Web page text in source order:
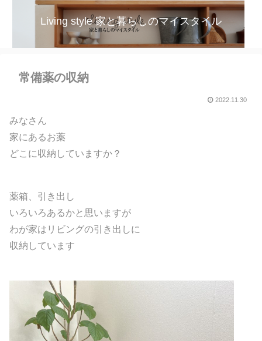
Living style 家と暮らしのマイスタイル
常備薬の収納
2022.11.30
みなさん
家にあるお薬
どこに収納していますか？
薬箱、引き出し
いろいろあるかと思いますが
わが家はリビングの引き出しに
収納しています